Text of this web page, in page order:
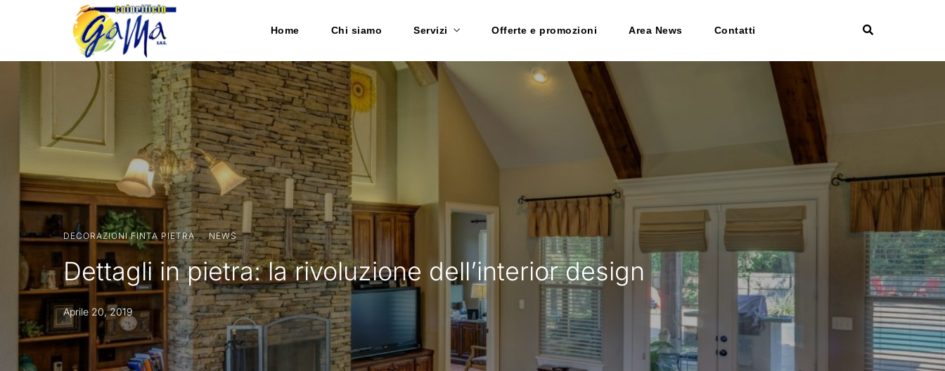
Home Chi siamo Servizi Offerte e promozioni Area News Contatti
DECORAZIONI FINTA PIETRA·NEWS
Dettagli in pietra: la rivoluzione dell’interior design
Aprile 20, 2019